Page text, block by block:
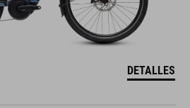
DETALLES